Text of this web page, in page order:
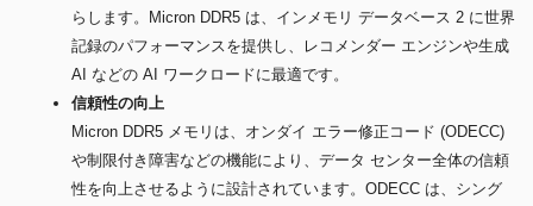
らします。Micron DDR5 は、インメモリ データベース 2 に世界
記録のパフォーマンスを提供し、レコメンダー エンジンや生成
AI などの AI ワークロードに最適です。
信頼性の向上
Micron DDR5 メモリは、オンダイ エラー修正コード (ODECC)
や制限付き障害などの機能により、データ センター全体の信頼
性を向上させるように設計されています。ODECC は、シング